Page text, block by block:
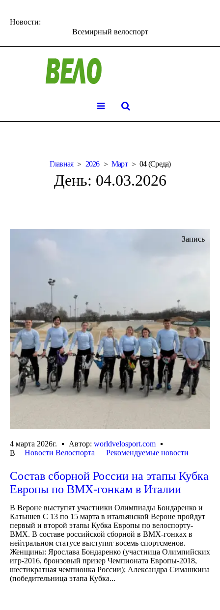
Новости:
Всемирный велоспорт
Главная 2026 Март 04 (Среда)
День: 04.03.2026
Запись
4 марта 2026г. Автор: worldvelosport.com
В
Новости Велоспорта Рекомендуемые новости
Состав сборной России на этапы Кубка
Европы по BMX-гонкам в Италии
В Вероне выступят участники Олимпиады Бондаренко и
Катышев C 13 по 15 марта в итальянской Вероне пройдут
первый и второй этапы Кубка Европы по велоспорту-
BMX. В составе российской сборной в BMX-гонках в
нейтральном статусе выступят восемь спортсменов.
Женщины: Ярослава Бондаренко (участница Олимпийских
игр-2016, бронзовый призер Чемпионата Европы-2018,
шестикратная чемпионка России); Александра Симашкина
(победительница этапа Кубка...